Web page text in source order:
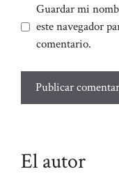
Guardar mi
este navegador
comentario.
El autor